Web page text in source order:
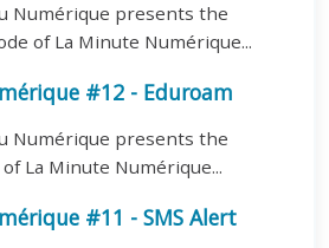
Numérique presents the
of La Minute Numérique...
#12 - Eduroam
Numérique presents the
La Minute Numérique...
#11 - SMS Alert